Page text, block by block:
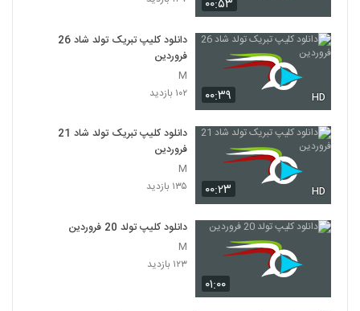
۰۰:۵۳
۰۰:۳۹ HD
دانلود کلیپ تبریک تولد شاد 26
فروردین
M
۱۰۲ بازدید
۰۰:۲۳ HD
دانلود کلیپ تبریک تولد شاد 21
فروردین
M
۱۳۵ بازدید
۰۱:۰۰
دانلود کلیپ تولد 20 فروردین
M
۱۲۳ بازدید